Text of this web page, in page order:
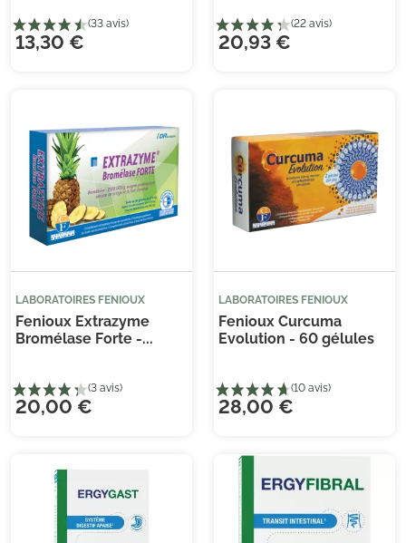
13,30 € 20,93 €
LABORATOIRES FENIOUX
Fenioux Extrazyme
Bromélase Forte -...
20,00 €
LABORATOIRES FENIOUX
Fenioux Curcuma
Evolution - 60 gélules
28,00 €